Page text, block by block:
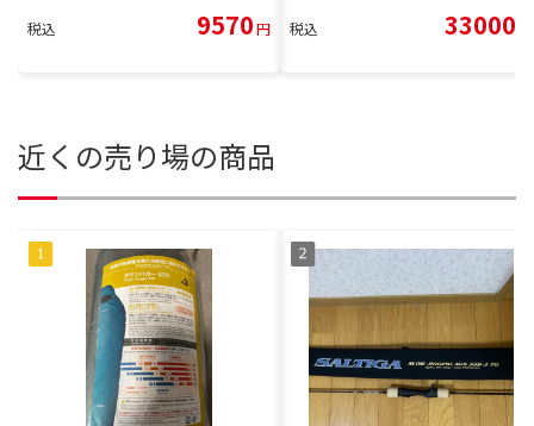
税込 9570円 税込 33000
近くの売り場の商品